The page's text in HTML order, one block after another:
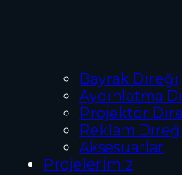
Bayrak Direği
Aydınlatma
Projektör
Reklam Direği
Aksesuarlar
Projelerİmİz